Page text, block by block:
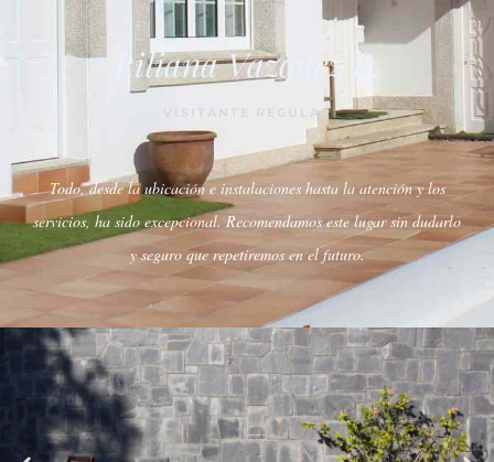
Liliana Vazquez B.
VISITANTE REGULAR
Todo, desde la ubicación e instalaciones hasta la atención y los
servicios, ha sido excepcional. Recomendamos este lugar sin dudarlo
y seguro que repetiremos en el futuro.